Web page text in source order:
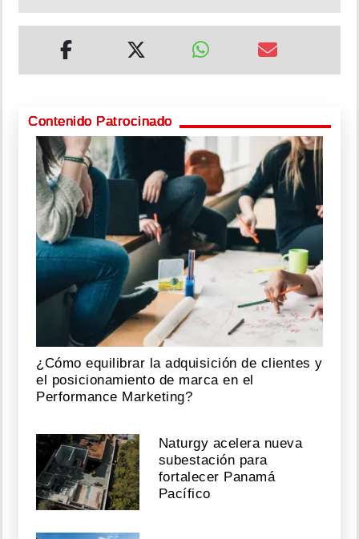
Contenido Patrocinado
¿Cómo equilibrar la adquisición de clientes y
el posicionamiento de marca en el
Performance Marketing?
Naturgy acelera nueva
subestación para
fortalecer Panamá
Pacífico